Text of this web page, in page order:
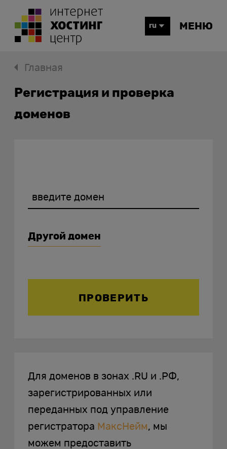
ru МЕНЮ
Главная
Регистрация и проверка
доменов
введите домен
Другой домен
ПРОВЕРИТЬ
Для доменов в зонах .RU и .РФ,
зарегистрированных или
переданных под управление
регистратора МаксНейм, мы
можем предоставить